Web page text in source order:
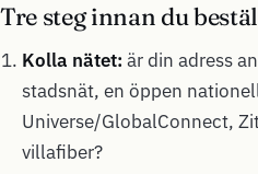
Tre steg innan du
Kolla nätet: är din adress
stadsnät, en öppen
Universe/GlobalConnect,
villafiber?